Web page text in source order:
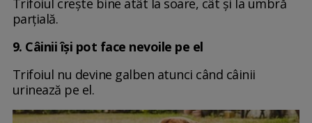
parțială.
9. Câinii își pot face nevoile pe el
Trifoiul nu devine galben atunci când câinii
urinează pe el.